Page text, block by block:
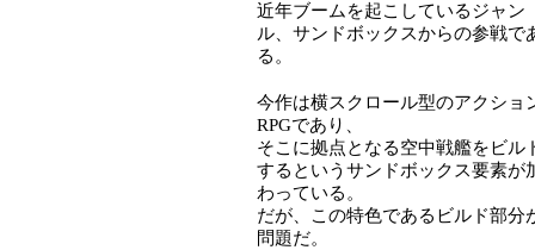
近年ブームを起こしているジャン
ル、サンドボックスからの参戦で
る。
今作は横スクロール型のアクショ
RPGであり、
そこに拠点となる空中戦艦をビル
するというサンドボックス要素が
わっている。
だが、この特色であるビルド部分
問題だ。